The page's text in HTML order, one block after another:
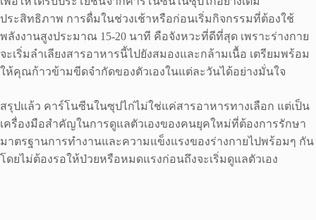
ประสิทธิภาพ การดื่มในช่วงเช้าหรือก่อนเริ่มกิจกรรมที่ต้องใช้
พลังงานสูงประมาณ 15-20 นาที คือจังหวะที่ดีที่สุด เพราะร่างกาย
จะเริ่มลำเลียงสารอาหารนี้ไปยังสมองและกล้ามเนื้อ เตรียมพร้อม
ให้คุณก้าวข้ามขีดจำกัดของตัวเองในแต่ละวันได้อย่างมั่นใจ
สรุปแล้ว คาร์โนซีนในซุปไก่ไม่ใช่แค่สารอาหารทางเลือก แต่เป็น
เครื่องมือสำคัญในการดูแลตัวเองของคนยุคใหม่ที่ต้องการรักษา
มาตรฐานการทำงานและความแข็งแรงของร่างกายไปพร้อมๆ กัน
โดยไม่ต้องรอให้ป่วยหรือหมดแรงก่อนถึงจะเริ่มดูแลตัวเอง